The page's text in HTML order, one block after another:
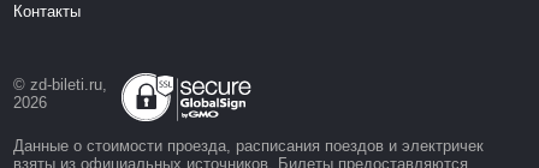
Контакты
© zd-bileti.ru,
2026
Данные о стоимости проезда, расписания поездов и электричек
взяты из официальных источников. Билеты предоставляются